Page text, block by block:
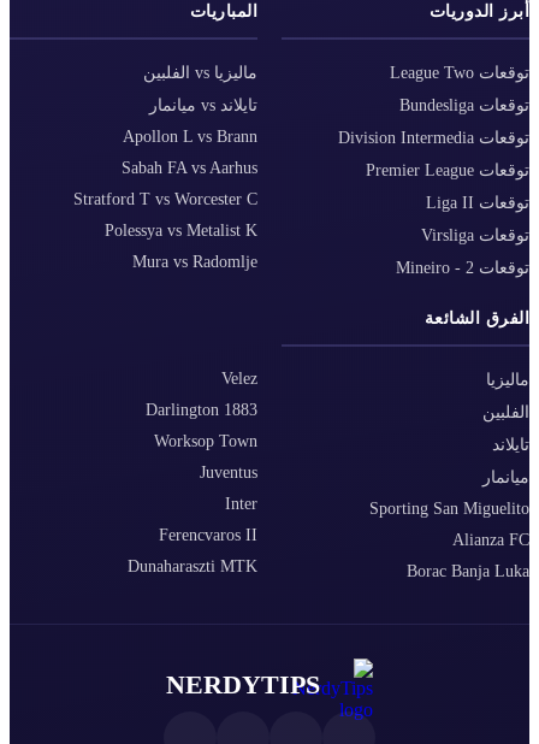
أبرز الدوريات
توقعات League Two
توقعات Bundesliga
توقعات Division Intermedia
توقعات Premier League
توقعات Liga II
توقعات Virsliga
توقعات Mineiro - 2
المباريات
ماليزيا vs الفلبين
تايلاند vs ميانمار
Apollon L vs Brann
Sabah FA vs Aarhus
Stratford T vs Worcester C
Polessya vs Metalist K
Mura vs Radomlje
الفرق الشائعة
ماليزيا
الفلبين
تايلاند
ميانمار
Sporting San Miguelito
Alianza FC
Borac Banja Luka
Velez
Darlington 1883
Worksop Town
Juventus
Inter
Ferencvaros II
Dunaharaszti MTK
NERDYTIPS